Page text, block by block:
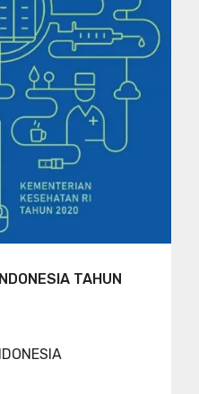
TAHUN